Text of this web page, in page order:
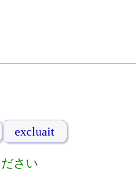
excluait
さい